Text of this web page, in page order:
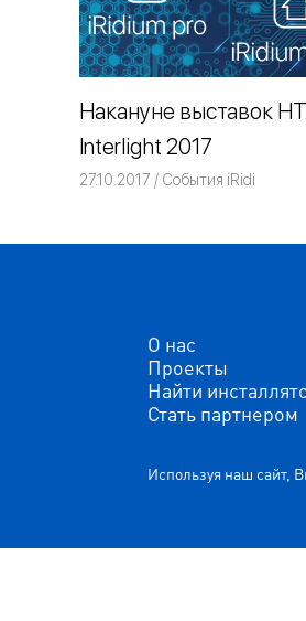
Накануне выставок
Interlight 2017
27.10.2017 Команда iRidium
События iRidi
О нас
Проекты
Найти
Стать партнером
Используя наш сайт,